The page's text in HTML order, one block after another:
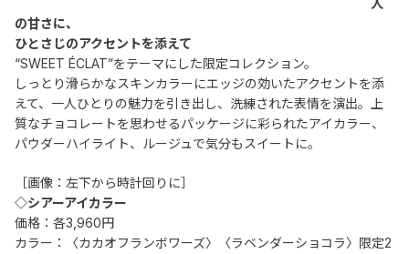
人
の甘さに、
ひとさじのアクセントを添えて
“SWEET ÉCLAT”をテーマにした限定コレクション。
しっとり滑らかなスキンカラーにエッジの効いたアクセントを添
えて、一人ひとりの魅力を引き出し、洗練された表情を演出。上
質なチョコレートを思わせるパッケージに彩られたアイカラー、
パウダーハイライト、ルージュで気分もスイートに。
［画像：左下から時計回りに］
◇シアーアイカラー
価格：各3,960円
カラー：〈カカオフランボワーズ〉〈ラベンダーショコラ〉限定2